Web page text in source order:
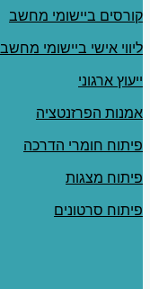
קורסים ביישומי מחשב
ליווי אישי ביישומי מחשב
ייעוץ ארגוני
אמנות הפרזנטציה
פיתוח חומרי הדרכה
פיתוח מצגות
פיתוח סרטונים